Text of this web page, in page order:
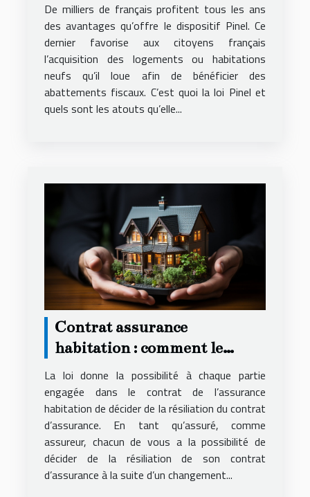
De milliers de français profitent tous les ans
des avantages qu’offre le dispositif Pinel. Ce
dernier favorise aux citoyens français
l’acquisition des logements ou habitations
neufs qu’il loue afin de bénéficier des
abattements fiscaux. C’est quoi la loi Pinel et
quels sont les atouts qu’elle...
Contrat assurance
habitation : comment le
résilier ?
La loi donne la possibilité à chaque partie
engagée dans le contrat de l’assurance
habitation de décider de la résiliation du contrat
d’assurance. En tant qu’assuré, comme
assureur, chacun de vous a la possibilité de
décider de la résiliation de son contrat
d’assurance à la suite d’un changement...